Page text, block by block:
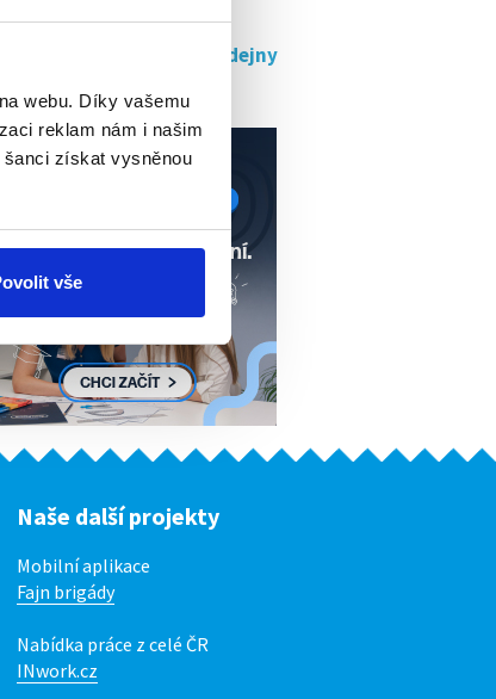
webu. Díky vašemu
reklam nám i našim
získat vysněnou
vše
brigádníky do prodejny
Naše další projekty
Mobilní aplikace
Fajn brigády
Nabídka práce z celé ČR
INwork.cz